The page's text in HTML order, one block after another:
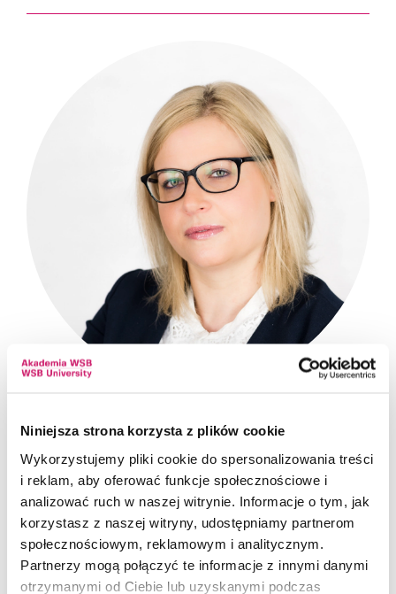
Niniejsza strona korzysta z plików cookie
Wykorzystujemy pliki cookie do spersonalizowania treści
i reklam, aby oferować funkcje społecznościowe i
analizować ruch w naszej witrynie. Informacje o tym, jak
korzystasz z naszej witryny, udostępniamy partnerom
społecznościowym, reklamowym i analitycznym.
Partnerzy mogą połączyć te informacje z innymi danymi
otrzymanymi od Ciebie lub uzyskanymi podczas
Keller Williams Silesia
Komenda Wojewódzka Policji w Katowicach
Koleje Śląskie
LeasingTeam Professional
MAKARUN
MOTION VFX
OHP
PKP Intercity
PwC Service Delivery Center
SK hi-tech battery materials Poland
Symetria Gabinet Fizjoterapii
Synergia
Doradca zawodowy
alabedz@wsb.edu.pl